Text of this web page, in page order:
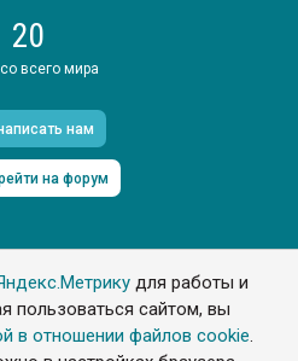
для работы и
пользоваться сайтом, вы
в отношении файлов cookie.
20
всего мира
нам
на форум
Все права защищены
сайта с обязательной
www.e-plastic.ru